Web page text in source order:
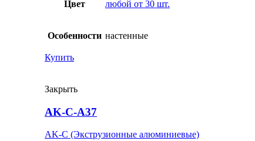
Цвет любой от 30 шт.
Особенности настенные
Купить
Закрыть
AK-C-A37
AK-C (Экструзионные алюминиевые)